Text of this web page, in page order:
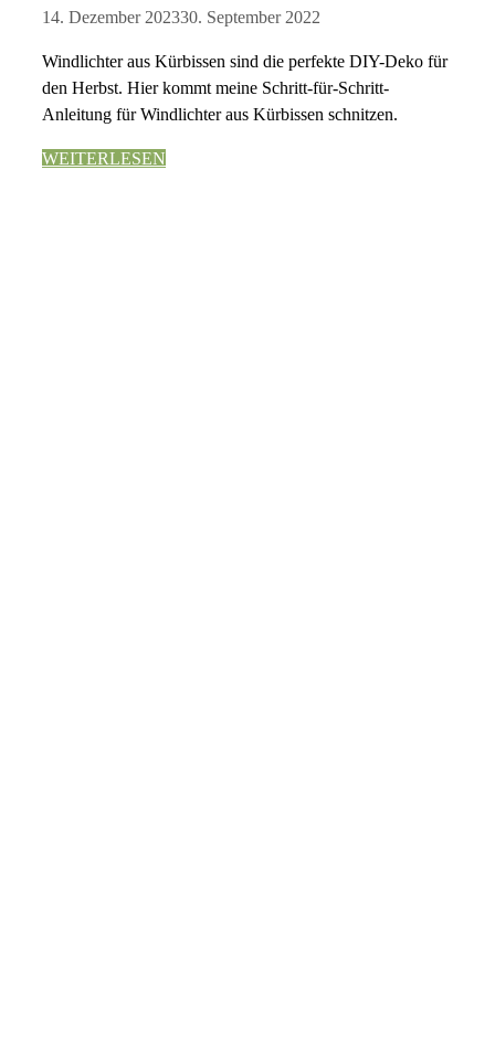
14. Dezember 202330. September 2022
Windlichter aus Kürbissen sind die perfekte DIY-Deko für
den Herbst. Hier kommt meine Schritt-für-Schritt-
Anleitung für Windlichter aus Kürbissen schnitzen.
WEITERLESEN